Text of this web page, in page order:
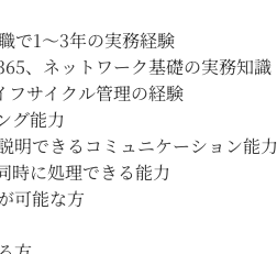
で1～3年の実務経験
、ネットワーク基礎の実務知識
フサイクル管理の経験
グ能力
明できるコミュニケーション能力
時に処理できる能力
可能な方